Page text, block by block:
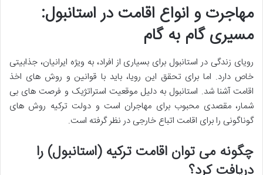
مهاجرت و انواع اقامت در استانبول:
مسیری گام به گام
رویای زندگی در استانبول برای بسیاری از افراد، به ویژه ایرانیان، جذابیتی
خاص دارد. اما برای تحقق این رویا، باید با قوانین و روش های اخذ
اقامت آشنا شد. استانبول به دلیل موقعیت استراتژیک و فرصت های بی
شمار، مقصدی محبوب برای مهاجران است و دولت ترکیه روش های
گوناگونی را برای اقامت اتباع خارجی در نظر گرفته است.
چگونه می توان اقامت ترکیه (استانبول) را